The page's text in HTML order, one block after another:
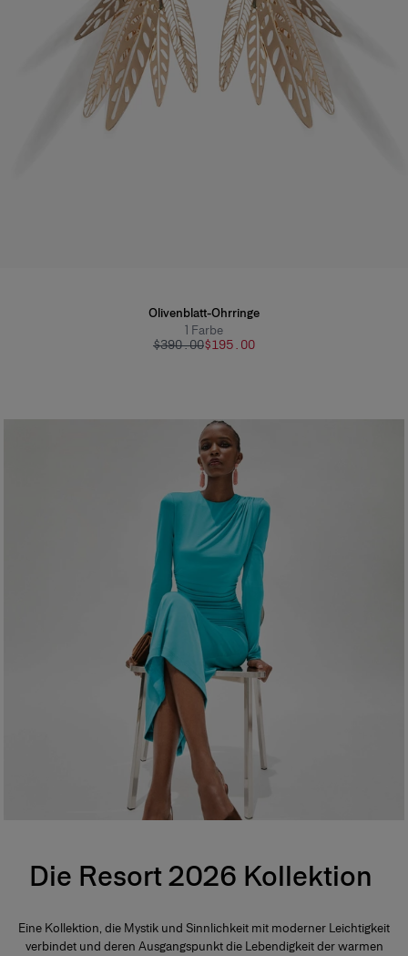
Olivenblatt-Ohrringe
1 Farbe
$390.00$195.00
Die Resort 2026 Kollektion
Eine Kollektion, die Mystik und Sinnlichkeit mit moderner Leichtigkeit
verbindet und deren Ausgangspunkt die Lebendigkeit der warmen